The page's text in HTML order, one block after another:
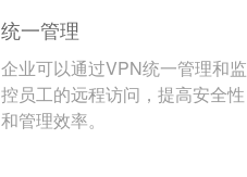
统一管理
企业可以通过VPN统一管理和监
控员工的远程访问，提高安全性
和管理效率。